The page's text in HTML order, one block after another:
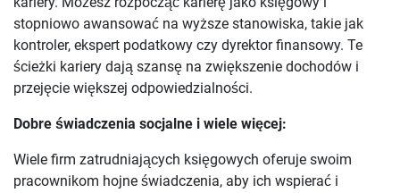
stopniowo awansować na wyższe stanowiska, takie jak
kontroler, ekspert podatkowy czy dyrektor finansowy. Te
ścieżki kariery dają szansę na zwiększenie dochodów i
przejęcie większej odpowiedzialności.
Dobre świadczenia socjalne i wiele więcej:
Wiele firm zatrudniających księgowych oferuje swoim
pracownikom hojne świadczenia, aby ich wspierać i